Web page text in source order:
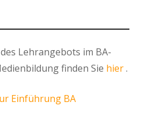
Lehrangebots im BA-
finden Sie hier.
Einführung BA